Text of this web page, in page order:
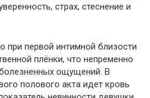
страх, стеснение и
при первой интимной близости
плёнки, что непременно
ощущений. В
полового акта идет кровь